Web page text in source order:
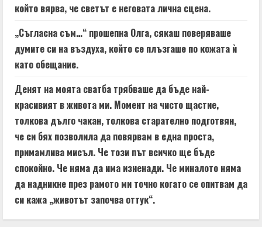
който вярва, че светът е неговата лична сцена.
„Съгласна съм…“ прошепна Олга, сякаш поверяваше
думите си на въздуха, който се плъзгаше по кожата ѝ
като обещание.
Денят на моята сватба трябваше да бъде най-
красивият в живота ми. Момент на чисто щастие,
толкова дълго чакан, толкова старателно подготвян,
че си бях позволила да повярвам в една проста,
примамлива мисъл. Че този път всичко ще бъде
спокойно. Че няма да има изненади. Че миналото няма
да надникне през рамото ми точно когато се опитвам да
си кажа „животът започва оттук“.